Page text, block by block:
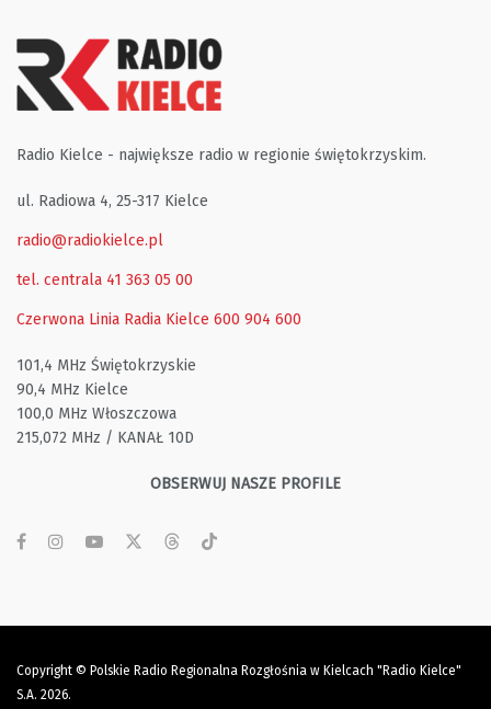
Radio Kielce - największe radio w regionie świętokrzyskim.
ul. Radiowa 4, 25-317 Kielce
radio@radiokielce.pl
tel. centrala 41 363 05 00
Czerwona Linia Radia Kielce 600 904 600
101,4 MHz Świętokrzyskie
90,4 MHz Kielce
100,0 MHz Włoszczowa
215,072 MHz / KANAŁ 10D
OBSERWUJ NASZE PROFILE
Copyright © Polskie Radio Regionalna Rozgłośnia w Kielcach "Radio Kielce"
S.A. 2026.